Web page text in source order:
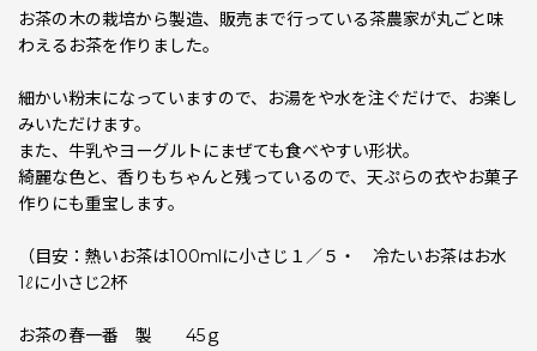
お茶の木の栽培から製造、販売まで行っている茶農家が丸ごと味
わえるお茶を作りました。
細かい粉末になっていますので、お湯をや水を注ぐだけで、お楽し
みいただけます。
また、牛乳やヨーグルトにまぜても食べやすい形状。
綺麗な色と、香りもちゃんと残っているので、天ぷらの衣やお菓子
作りにも重宝します。
（目安：熱いお茶は100mlに小さじ１／５・ 冷たいお茶はお水
1ℓに小さじ2杯
お茶の春一番 製 45ｇ